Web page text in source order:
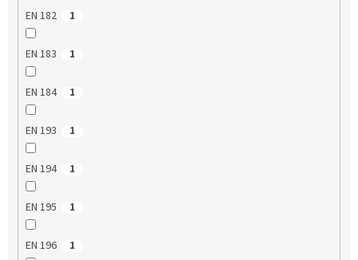
EN 182 1
EN 183 1
EN 184 1
EN 193 1
EN 194 1
EN 195 1
EN 196 1